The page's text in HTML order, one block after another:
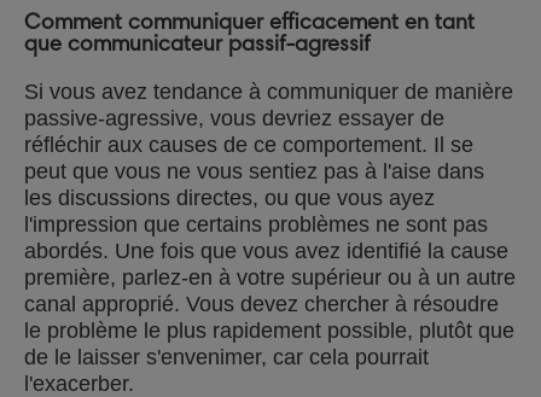
Comment communiquer efficacement en tant
que communicateur passif-agressif
Si vous avez tendance à communiquer de manière
passive-agressive, vous devriez essayer de
réfléchir aux causes de ce comportement. Il se
peut que vous ne vous sentiez pas à l'aise dans
les discussions directes, ou que vous ayez
l'impression que certains problèmes ne sont pas
abordés. Une fois que vous avez identifié la cause
première, parlez-en à votre supérieur ou à un autre
canal approprié. Vous devez chercher à résoudre
le problème le plus rapidement possible, plutôt que
de le laisser s'envenimer, car cela pourrait
l'exacerber.